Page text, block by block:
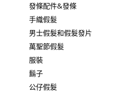
發條配件&發條
手織假髮
男士假髮和假髮發片
萬聖節假髮
服裝
鬍子
公仔假髮